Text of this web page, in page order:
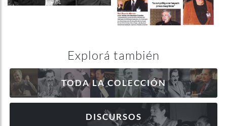
Explorá también
TODA LA COLECCIÓN
DISCURSOS